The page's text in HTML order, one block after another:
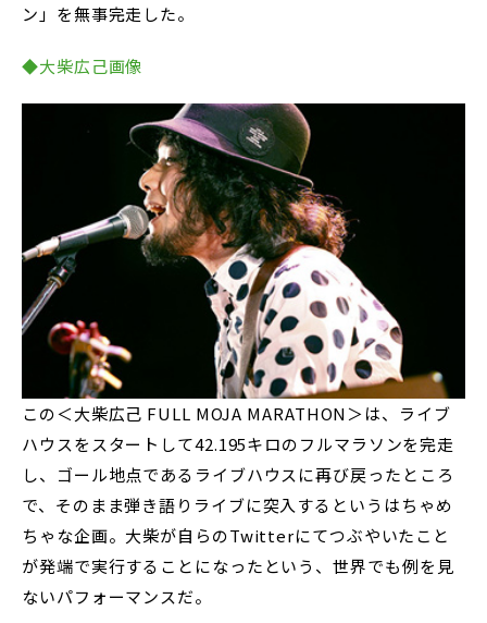
ン」を無事完走した。
◆大柴広己画像
この＜大柴広己 FULL MOJA MARATHON＞は、ライブ
ハウスをスタートして42.195キロのフルマラソンを完走
し、ゴール地点であるライブハウスに再び戻ったところ
で、そのまま弾き語りライブに突入するというはちゃめ
ちゃな企画。大柴が自らのTwitterにてつぶやいたこと
が発端で実行することになったという、世界でも例を見
ないパフォーマンスだ。